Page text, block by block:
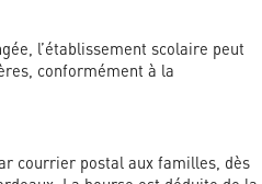
l’établissement scolaire peut
conformément à la
courrier postal aux familles, dès